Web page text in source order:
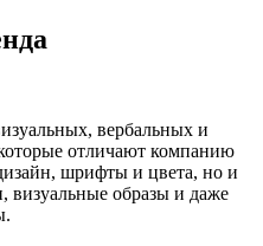
вербальных и
отличают компанию
шрифты и цвета, но и
визуальные образы и даже